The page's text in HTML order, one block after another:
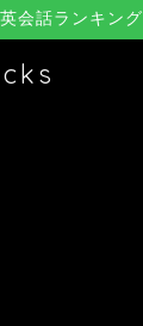
会話ランキング